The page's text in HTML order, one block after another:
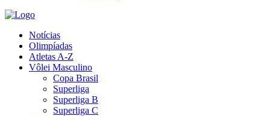
Notícias
Olimpíadas
Atletas A-Z
Vôlei Masculino
Copa Brasil
Superliga
Superliga B
Superliga C